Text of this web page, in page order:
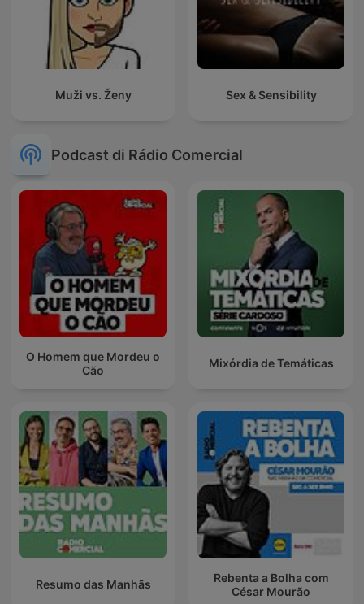
Muži vs. Ženy Sex & Sensibility
Podcast di Rádio Comercial
O Homem que Mordeu o
Cão
Mixórdia de Temáticas
Resumo das Manhãs
Rebenta a Bolha com
César Mourão